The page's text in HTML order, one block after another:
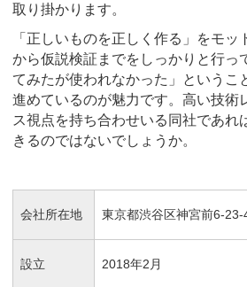
取り掛かります。
「正しいものを正しく作る」をモ
から仮説検証までをしっかりと行っ
てみたが使われなかった」というこ
進めているのが魅力です。高い技術
ス視点を持ち合わせいる同社であれ
きるのではないでしょうか。
会社所在地 東京都渋谷区神宮前6-23-
設立 2018年2月